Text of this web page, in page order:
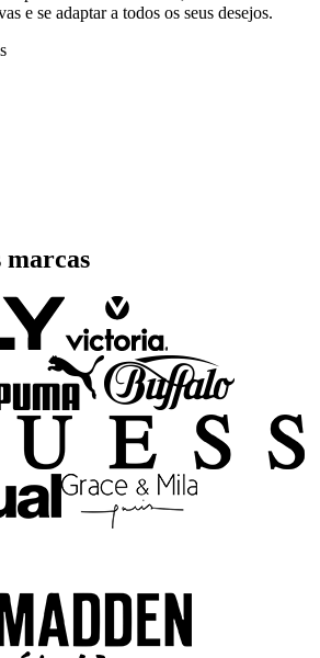
e se adaptar a todos os seus desejos.
marcas